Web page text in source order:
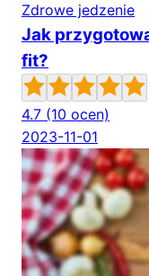
Zdrowe jedzenie
Jak
fit?
4.7 (10 ocen)
2023-11-01